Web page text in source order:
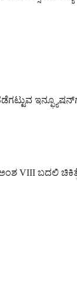
ಅಂಶ VIII ಬದಲಿ